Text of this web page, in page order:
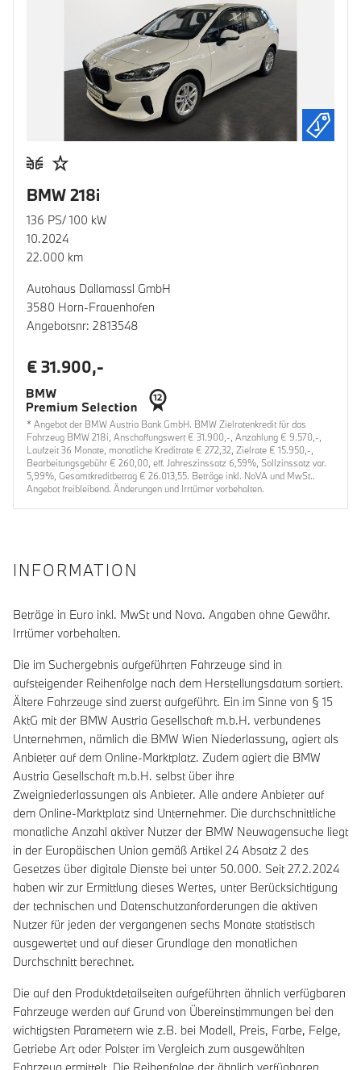
BMW 218i
136 PS/ 100 kW
10.2024
22.000 km
Autohaus Dallamassl GmbH
3580 Horn-Frauenhofen
Angebotsnr: 2813548
€ 31.900,-
* Angebot der BMW Austria Bank GmbH. BMW Zielratenkredit für das
Fahrzeug BMW 218i, Anschaffungswert € 31.900,-, Anzahlung € 9.570,-,
Laufzeit 36 Monate, monatliche Kreditrate € 272,32, Zielrate € 15.950,-,
Bearbeitungsgebühr € 260,00, eff. Jahreszinssatz 6,59%, Sollzinssatz var.
5,99%, Gesamtkreditbetrag € 26.013,55. Beträge inkl. NoVA und MwSt..
Angebot freibleibend. Änderungen und Irrtümer vorbehalten.
INFORMATION
Beträge in Euro inkl. MwSt und Nova. Angaben ohne Gewähr.
Irrtümer vorbehalten.
Die im Suchergebnis aufgeführten Fahrzeuge sind in
aufsteigender Reihenfolge nach dem Herstellungsdatum sortiert.
Ältere Fahrzeuge sind zuerst aufgeführt. Ein im Sinne von § 15
AktG mit der BMW Austria Gesellschaft m.b.H. verbundenes
Unternehmen, nämlich die BMW Wien Niederlassung, agiert als
Anbieter auf dem Online-Marktplatz. Zudem agiert die BMW
Austria Gesellschaft m.b.H. selbst über ihre
Zweigniederlassungen als Anbieter. Alle andere Anbieter auf
dem Online-Marktplatz sind Unternehmer. Die durchschnittliche
monatliche Anzahl aktiver Nutzer der BMW Neuwagensuche liegt
in der Europäischen Union gemäß Artikel 24 Absatz 2 des
Gesetzes über digitale Dienste bei unter 50.000. Seit 27.2.2024
haben wir zur Ermittlung dieses Wertes, unter Berücksichtigung
der technischen und Datenschutzanforderungen die aktiven
Nutzer für jeden der vergangenen sechs Monate statistisch
ausgewertet und auf dieser Grundlage den monatlichen
Durchschnitt berechnet.
Die auf den Produktdetailseiten aufgeführten ähnlich verfügbaren
Fahrzeuge werden auf Grund von Übereinstimmungen bei den
wichtigsten Parametern wie z.B. bei Modell, Preis, Farbe, Felge,
Getriebe Art oder Polster im Vergleich zum ausgewählten